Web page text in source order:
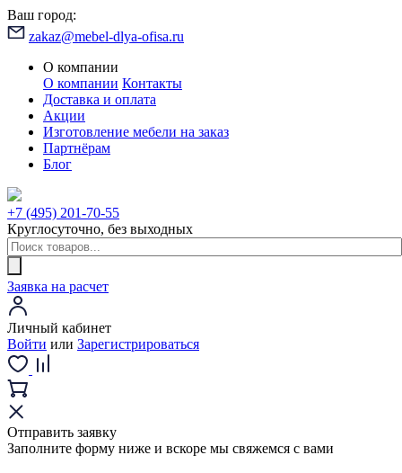
Ваш город:
zakaz@mebel-dlya-ofisa.ru
О компании
О компании Контакты
Доставка и оплата
Акции
Изготовление мебели на заказ
Партнёрам
Блог
+7 (495) 201-70-55
Круглосуточно, без выходных
Заявка на расчет
Личный кабинет
Войти или Зарегистрироваться
Отправить заявку
Заполните форму ниже и вскоре мы свяжемся с вами